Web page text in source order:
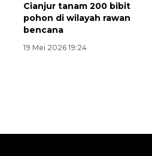
Cianjur tanam 200 bibit
pohon di wilayah rawan
bencana
19 Mei 2026 19:24